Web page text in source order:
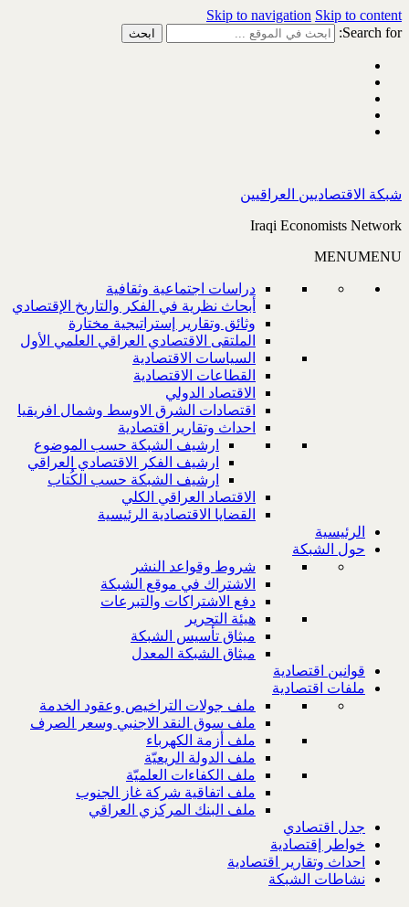
Skip to navigation Skip to content
Search for:
شبكة الاقتصاديين العراقيين
Iraqi Economists Network
MENUMENU
دراسات اجتماعية وثقافية
أبحاث نظرية في الفكر والتاريخ الإقتصادي
وثائق وتقارير إستراتيجية مختارة
الملتقى الاقتصادي العراقي العلمي الأول
السياسات الاقتصادية
القطاعات الاقتصادية
الاقتصاد الدولي
اقتصادات الشرق الاوسط وشمال افريقيا
احداث وتقارير اقتصادية
ارشيف الشبكة حسب الموضوع
ارشيف الفكر الاقتصادي العراقي
ارشيف الشبكة حسب الكُتاب
الاقتصاد العراقي الكلي
القضايا الاقتصادية الرئيسية
الرئيسية
حول الشبكة
شروط وقواعد النشر
الاشتراك في موقع الشبكة
دفع الاشتراكات والتبرعات
هيئة التحرير
ميثاق تأسيس الشبكة
ميثاق الشبكة المعدل
قوانين اقتصادية
ملفات اقتصادية
ملف جولات التراخيص وعقود الخدمة
ملف سوق النقد الاجنبي وسعر الصرف
ملف أزمة الكهرباء
ملف الدولة الريعيّة
ملف الكفاءات العلميّة
ملف اتفاقية شركة غاز الجنوب
ملف البنك المركزي العراقي
جدل اقتصادي
خواطر إقتصادية
احداث وتقارير اقتصادية
نشاطات الشبكة